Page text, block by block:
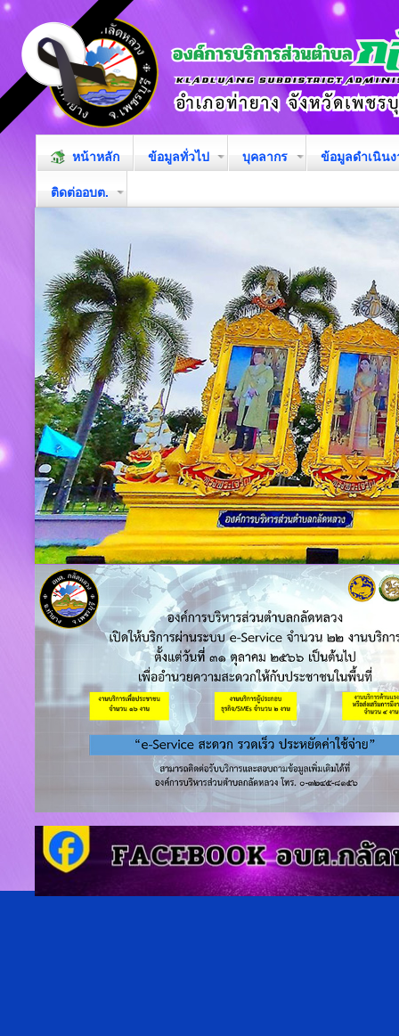
หน้าหลัก ข้อมูลทั่วไป บุคลากร ข้อมูลดำเนิน
ติดต่ออบต.